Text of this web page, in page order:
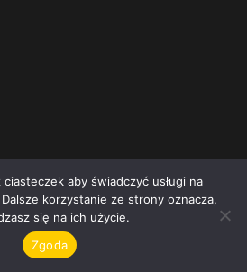
aby świadczyć usługi na
korzystanie ze strony oznacza,
się na ich użycie.
Zgoda